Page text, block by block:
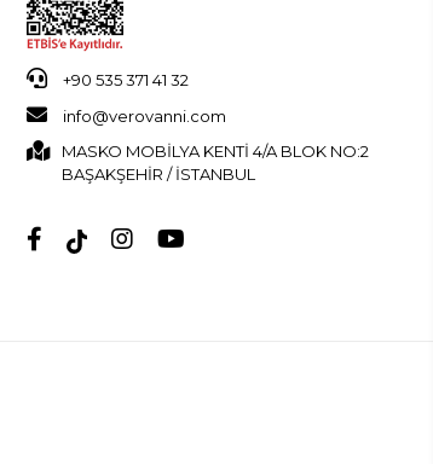
+90 535 371 41 32
info@verovanni.com
MASKO MOBİLYA KENTİ 4/A BLOK NO:2
BAŞAKŞEHİR / İSTANBUL